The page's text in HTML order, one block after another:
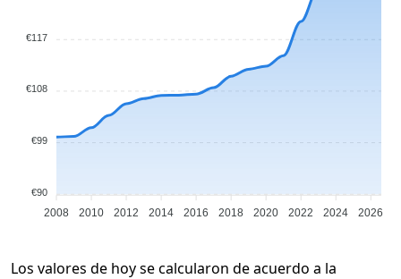
€117
€108
€99
€90
2008 2010 2012 2014 2016 2018 2020 2022 2024 2026
Los valores de hoy se calcularon de acuerdo a la